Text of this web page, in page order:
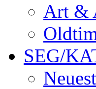
Art &
SEG/